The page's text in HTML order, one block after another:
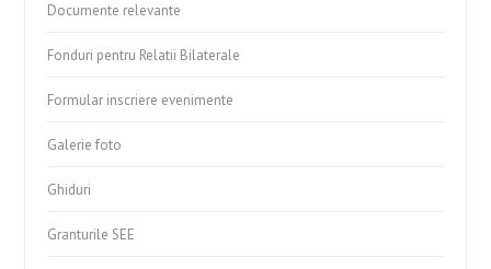
Documente relevante
Fonduri pentru Relatii Bilaterale
Formular inscriere evenimente
Galerie foto
Ghiduri
Granturile SEE